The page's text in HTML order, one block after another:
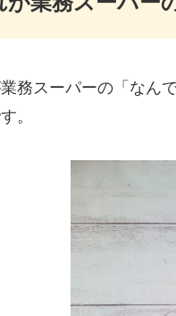
務スーパーの「なん
。